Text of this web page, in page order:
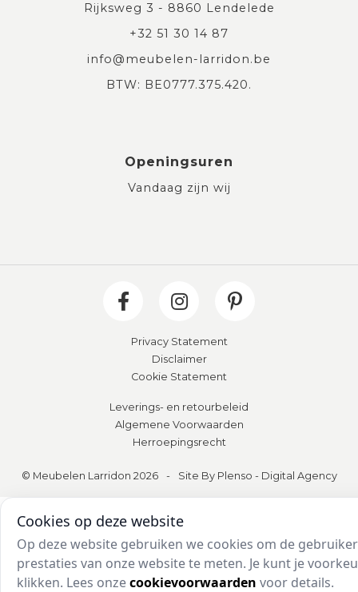
Rijksweg 3 - 8860 Lendelede
+32 51 30 14 87
info@meubelen-larridon.be
BTW: BE0777.375.420.
Openingsuren
Vandaag zijn wij
Privacy Statement
Disclaimer
Cookie Statement
Leverings- en retourbeleid
Algemene Voorwaarden
Herroepingsrecht
© Meubelen Larridon 2026 - Site By Plenso - Digital Agency
Cookies op deze website
Op deze website gebruiken we cookies om de
prestaties van onze website te meten. Je kunt je
klikken. Lees onzecookievoorwaarden voor details.